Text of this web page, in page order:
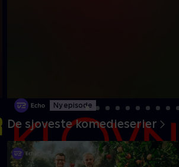
Ny episode
De sjoveste komedieserier